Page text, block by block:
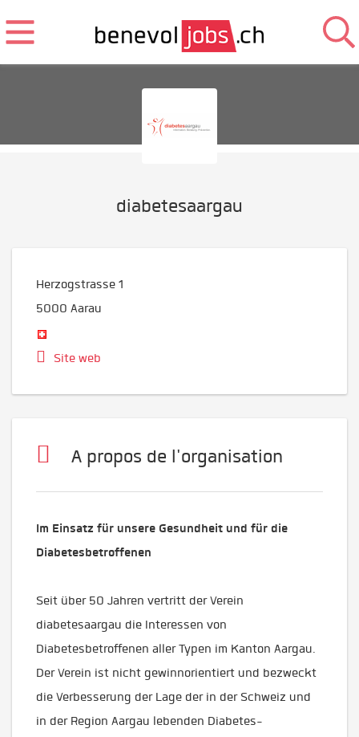
diabetesaargau
Herzogstrasse 1
5000 Aarau
Site web
A propos de l'organisation
Im Einsatz für unsere Gesundheit und für die
Diabetesbetroffenen
Seit über 50 Jahren vertritt der Verein
diabetesaargau die Interessen von
Diabetesbetroffenen aller Typen im Kanton Aargau.
Der Verein ist nicht gewinnorientiert und bezweckt
die Verbesserung der Lage der in der Schweiz und
in der Region Aargau lebenden Diabetes-